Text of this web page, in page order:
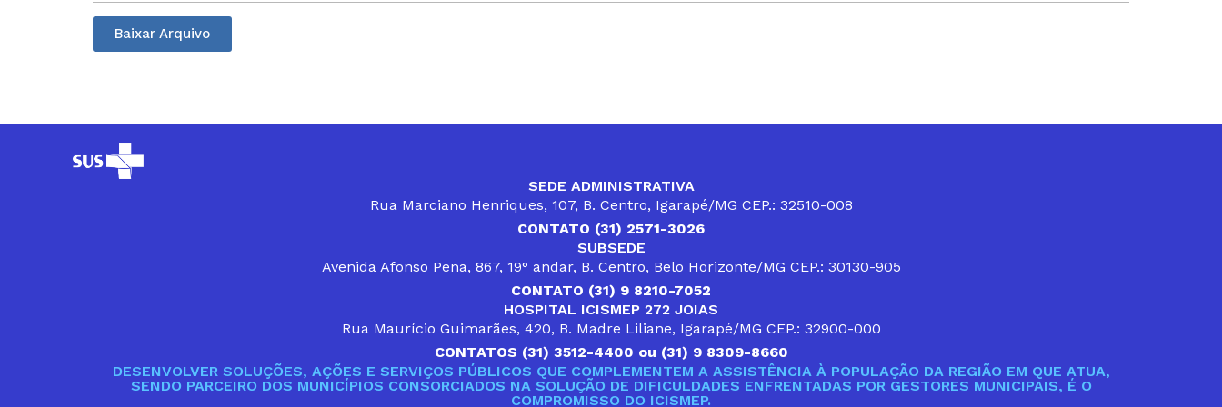
Baixar Arquivo
SEDE ADMINISTRATIVA
Rua Marciano Henriques, 107, B. Centro, Igarapé/MG CEP.: 32510-008
CONTATO (31) 2571-3026
SUBSEDE
Avenida Afonso Pena, 867, 19° andar, B. Centro, Belo Horizonte/MG CEP.: 30130-905
CONTATO (31) 9 8210-7052
HOSPITAL ICISMEP 272 JOIAS
Rua Maurício Guimarães, 420, B. Madre Liliane, Igarapé/MG CEP.: 32900-000
CONTATOS (31) 3512-4400 ou (31) 9 8309-8660
DESENVOLVER SOLUÇÕES, AÇÕES E SERVIÇOS PÚBLICOS QUE COMPLEMENTEM A ASSISTÊNCIA À POPULAÇÃO DA REGIÃO EM QUE ATUA,
SENDO PARCEIRO DOS MUNICÍPIOS CONSORCIADOS NA SOLUÇÃO DE DIFICULDADES ENFRENTADAS POR GESTORES MUNICIPAIS, É O
COMPROMISSO DO ICISMEP.